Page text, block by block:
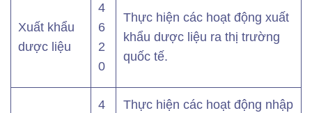
Xuất khẩu
dược liệu
4
6
2
0
Thực hiện các hoạt động xuất
khẩu dược liệu ra thị trường
quốc tế.
4
Thực hiện các hoạt động nhập